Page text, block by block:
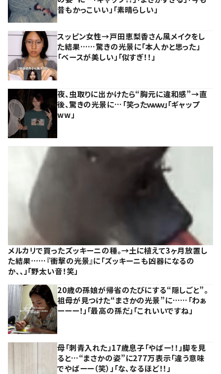
昔もかっこいい」「素晴らしい」
スッピン女性→戸田恵梨香さん風メイクをし
た結果……驚きの光景に「本人かと思った」
「ベースが美しい」「似すぎ！！」
夜、虫取りに出かけたら“胸元に違和感”→直
後、驚きの光景に…「笑ったｗｗｗ」「ギャップ
ww」
メルカリで買ったズッキーニの種。→土に植えて3ヶ月放置し
た結果……『衝撃の光景』に「ズッキーニも凶器になるの
か、、」「野太い音！笑」
20歳の孫娘が帰省のたびにする“隠しごと”。
祖母が見つけた“まさかの光景”に……「わぁ
ーーー！」「最高の孫だ」「これいいですね」
母「刺青入れた」17歳息子「やばー！！」脚を見
ると…“まさかの姿”に277万表示「違う意味
でやばーー（笑）」「な、なるほど！！」